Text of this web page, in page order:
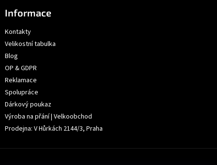
Informace
Kontakty
Velikostní tabulka
Blog
OP & GDPR
Reklamace
Spolupráce
Dárkový poukaz
Výroba na přání | Velkoobchod
Prodejna: V Hůrkách 2144/3, Praha